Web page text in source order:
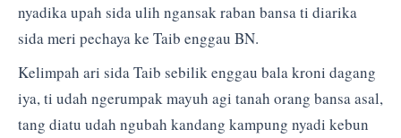
nyadika upah sida ulih ngansak raban bansa ti diarika
sida meri pechaya ke Taib enggau BN.
Kelimpah ari sida Taib sebilik enggau bala kroni dagang
iya, ti udah ngerumpak mayuh agi tanah orang bansa asal,
tang diatu udah ngubah kandang kampung nyadi kebun